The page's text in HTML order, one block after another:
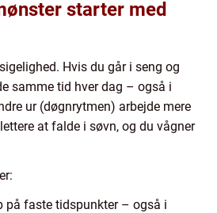
starter med
Hvis du går i seng og
samme tid hver dag – også i
ur (døgnrytmen) arbejde mere
at falde i søvn, og du vågner
på faste tidspunkter – også i